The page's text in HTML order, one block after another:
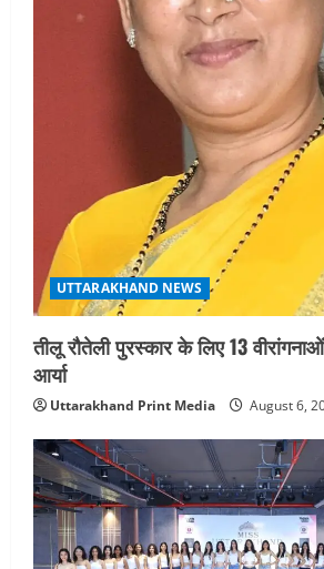
UTTARAKHAND NEWS
तीलू रौतेली पुरस्कार के लिए 13
आर्या
Uttarakhand Print Media August 6,